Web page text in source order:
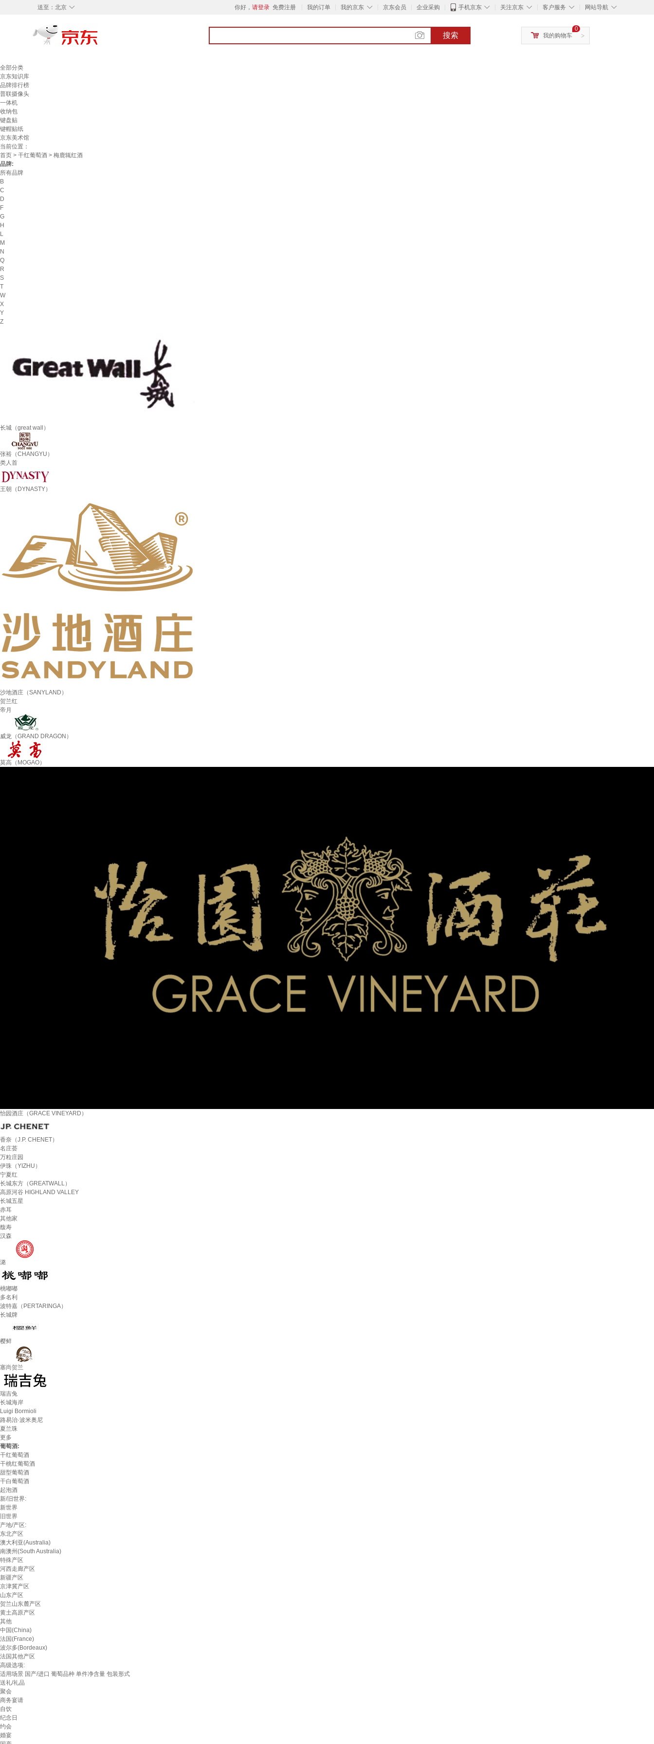
◇
送至： 北京 你好， 请登录 免费注册 我的订单 ◇
我的京东 京东会员 企业采购 ◇
手机京东 ◇
关注京东 ◇
客户服务 ◇
网站导航
搜索 >
0
我的购物车
全部分类
京东知识库
品牌排行榜
普联摄像头
一体机
收纳包
键盘贴
键帽贴纸
京东美术馆
当前位置：
首页 > 干红葡萄酒 > 梅鹿辄红酒
品牌:
所有品牌
B
C
D
F
G
H
L
M
N
Q
R
S
T
W
X
Y
Z
长城（great wall）
张裕（CHANGYU）
类人首
王朝（DYNASTY）
沙地酒庄（SANYLAND）
贺兰红
帝月
威龙（GRAND DRAGON）
莫高（MOGAO）
怡园酒庄（GRACE VINEYARD）
香奈（J.P. CHENET）
名庄荟
万粒庄园
伊珠（YIZHU）
宁夏红
长城东方（GREATWALL）
高原河谷 HIGHLAND VALLEY
长城五星
赤耳
其他家
馥寿
汉森
潞
桃嘟嘟
多名利
波特嘉（PERTARINGA）
长城牌
樱鲜
塞尚贺兰
瑞吉兔
长城海岸
Luigi Bormioli
路易治·波米奥尼
夏兰珠
更多
葡萄酒:
干红葡萄酒
干桃红葡萄酒
甜型葡萄酒
干白葡萄酒
起泡酒
新/旧世界:
新世界
旧世界
产地/产区:
东北产区
澳大利亚(Australia)
南澳州(South Australia)
特殊产区
河西走廊产区
新疆产区
京津冀产区
山东产区
贺兰山东麓产区
黄土高原产区
其他
中国(China)
法国(France)
波尔多(Bordeaux)
法国其他产区
高级选项:
适用场景 国产/进口 葡萄品种 单件净含量 包装形式
送礼/礼品
聚会
商务宴请
自饮
纪念日
约会
婚宴